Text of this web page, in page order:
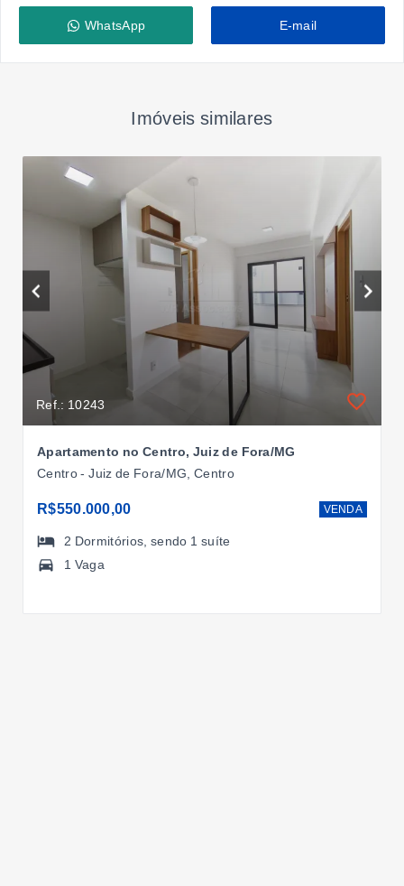
WhatsApp E-mail
Imóveis similares
Ref.: 10243
Apartamento no Centro, Juiz de Fora/MG
Centro - Juiz de Fora/MG, Centro
R$550.000,00 VENDA
2 Dormitórios , sendo 1 suíte
1 Vaga